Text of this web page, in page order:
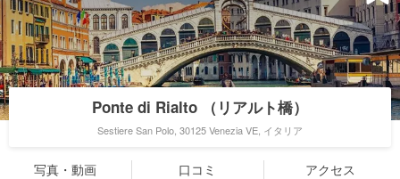
Ponte di Rialto （リアルト橋）
Sestiere San Polo, 30125 Venezia VE, イタリア
写真・動画 口コミ アクセス